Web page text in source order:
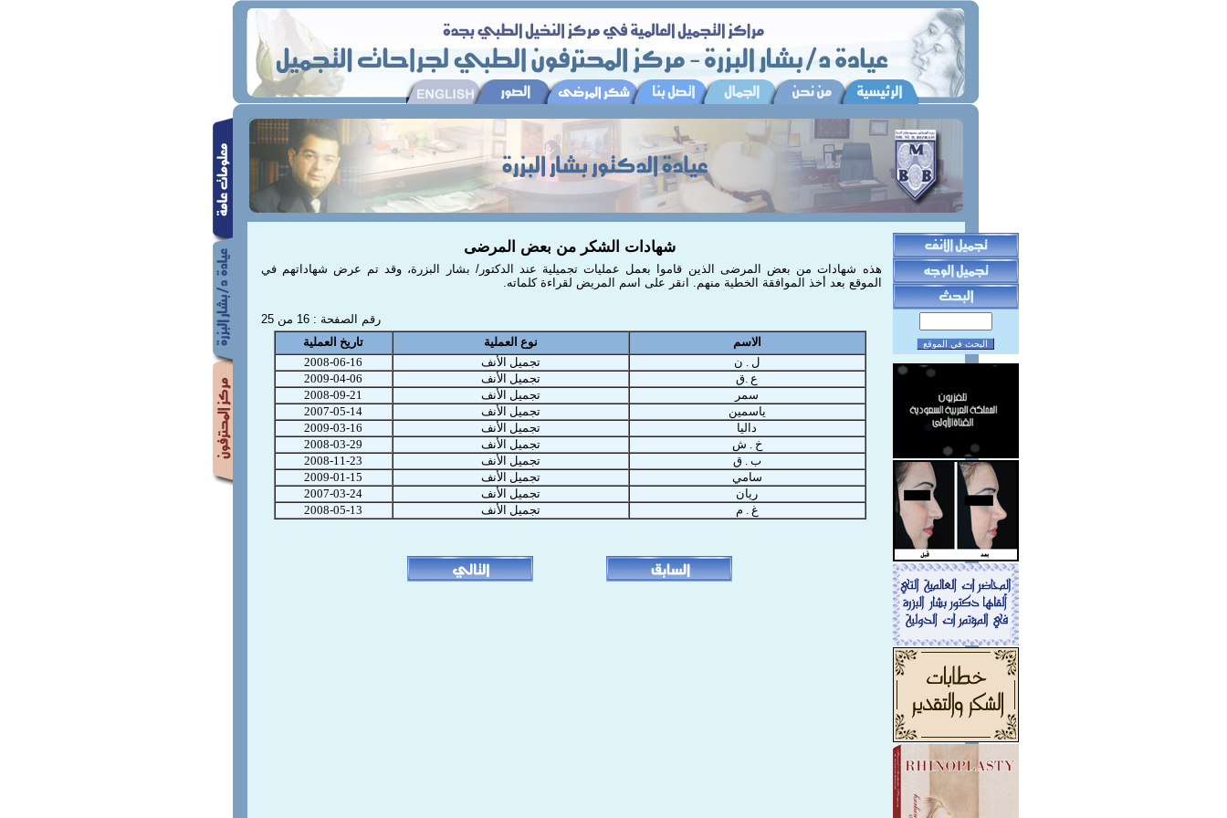
شهادات الشكر من بعض المرضى
هذه شهادات من بعض المرضى الذين قاموا بعمل عمليات تجميلية عند الدكتور/ بشار البزرة، وقد تم عرض شهاداتهم في
الموقع بعد أخذ الموافقة الخطية منهم. انقر على اسم المريض لقراءة كلماته.
رقم الصفحة : 16 من 25
الاسم
نوع العملية
تاريخ العملية
ل . ن
تجميل الأنف
2008-06-16
ع .ق
تجميل الأنف
2009-04-06
سمر
تجميل الأنف
2008-09-21
ياسمين
تجميل الأنف
2007-05-14
داليا
تجميل الأنف
2009-03-16
خ . ش
تجميل الأنف
2008-03-29
ب . ق
تجميل الأنف
2008-11-23
سامي
تجميل الأنف
2009-01-15
ريان
تجميل الأنف
2007-03-24
غ . م
تجميل الأنف 2008-05-13